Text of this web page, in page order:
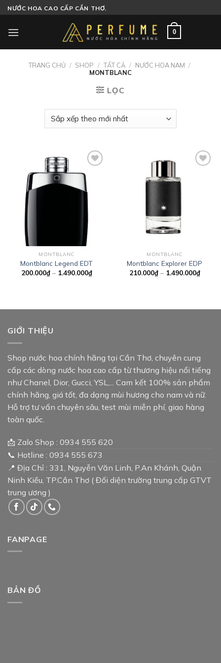
Skip
to
content
NƯỚC HOA CAO CẤP CẦN THƠ.
0
TRANG CHỦ / SHOP / TẤT CẢ / NƯỚC HOA NAM /
MONTBLANC
LỌC
Add to
wishlist
MONTBLANC
Montblanc Legend EDT
200.000₫ – 1.490.000₫Khoảng
giá:
MONTBLANC
Montblanc Explorer EDP
210.000₫ – 1.490.000₫
giá:
GIỚI THIỆU
Shop nước hoa chính hãng tại Cần Thơ, chuyên cung
cấp các dòng nước hoa cao cấp từ thương hiệu nổi tiếng
như Chanel, Dior, Gucci, YSL,... Cam kết 100% sản phẩm
chính hãng, giá tốt, đa dạng mùi hương cho nam và nữ.
Hỗ trợ tư vấn chuyên sâu, test mùi miễn phí, giao hàng
toàn quốc.
📩 Zalo Shop : 0934 555 620
📞 Hotline : 0934 555 673
📍 Địa Chỉ : 331, Nguyễn Văn Linh, P.An Khánh, Quận
Ninh Kiều, TP.Cần Thơ ( Đối diện trường trung cấp GTVT
trung ương )
FANPAGE
BẢN ĐỒ